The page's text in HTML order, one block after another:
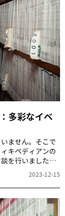
多彩なイベ
ません。そこで
キペディアンの
を行いました。
とその裏側を探
お届けしている
2023-12-15